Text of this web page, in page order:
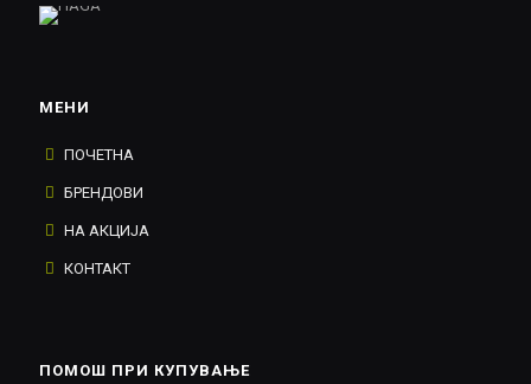
МЕНИ
ПОЧЕТНА
БРЕНДОВИ
НА АКЦИЈА
КОНТАКТ
ПОМОШ ПРИ КУПУВАЊЕ